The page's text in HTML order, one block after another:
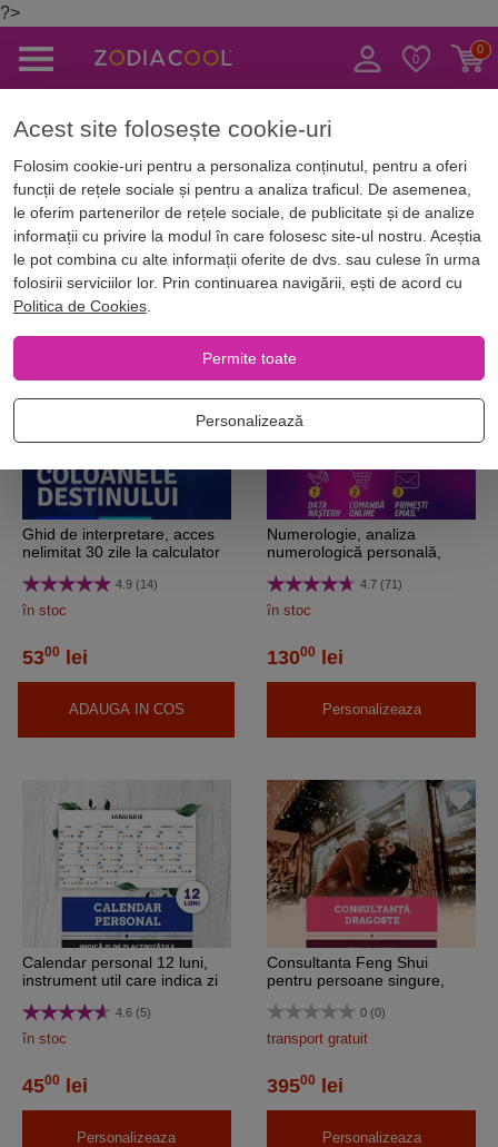
?>
Online Numerologie si astrograme Numerologie și studii feng shui
Numerologie și studii feng shui
Filtrează Ordonează Tip Carte
Ghid de interpretare, acces
nelimitat 30 zile la calculator
destinului
4.9 (14)
în stoc
5300 lei
ADAUGA IN COS
Best Seller
Numerologie, analiza
numerologică personală,
pagini
4.7 (71)
în stoc
13000 lei
Personalizeaza
Calendar personal 12 luni,
instrument util care indica zi
benefica
4.6 (5)
în stoc
4500 lei
Personalizeaza
Consultanta Feng Shui
pentru persoane singure,
mail
0 (0)
transport gratuit
39500 lei
Personalizeaza
Acest site folosește cookie-uri
Folosim cookie-uri pentru a personaliza conținutul, pentru a oferi
funcții de rețele sociale și pentru a analiza traficul. De asemenea,
le oferim partenerilor de rețele sociale, de publicitate și de analize
informații cu privire la modul în care folosesc site-ul nostru. Aceștia
le pot combina cu alte informații oferite de dvs. sau culese în urma
folosirii serviciilor lor. Prin continuarea navigării, ești de acord cu
Politica de Cookies.
Permite toate
Personalizează